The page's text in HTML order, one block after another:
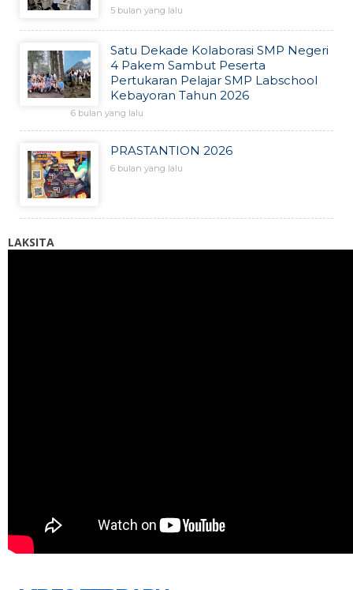
5 bulan yang lalu
Satu Dekade Kolaborasi SMP Negeri
4 Pakem Sambut Peserta
Pertukaran Pelajar SMP Labschool
Kebayoran Tahun 2026
6 bulan yang lalu
PRASTANTION 2026
6 bulan yang lalu
LAKSITA